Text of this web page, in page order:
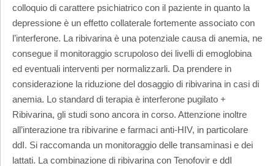
colloquio di carattere psichiatrico con il paziente in quanto la
depressione è un effetto collaterale fortemente associato con
l’interferone. La ribivarina è una potenziale causa di anemia, ne
consegue il monitoraggio scrupoloso dei livelli di emoglobina
ed eventuali interventi per normalizzarli. Da prendere in
considerazione la riduzione del dosaggio di ribivarina in casi di
anemia. Lo standard di terapia è interferone pugilato +
Ribivarina, gli studi sono ancora in corso. Attenzione inoltre
all’interazione tra ribivarine e farmaci anti-HIV, in particolare
ddI. Si raccomanda un monitoraggio delle transaminasi e dei
lattati. La combinazione di ribivarina con Tenofovir e ddI